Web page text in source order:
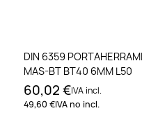
DIN 6359
MAS-BT BT40 6MM L50
60,02 €IVA incl.
49,60 €IVA no incl.